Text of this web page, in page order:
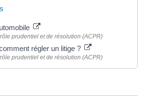
prudentiel et de résolution (ACPR)
régler un litige ?
prudentiel et de résolution (ACPR)